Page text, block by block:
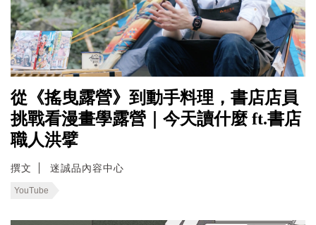
從《搖曳露營》到動手料理，書店店員
挑戰看漫畫學露營｜今天讀什麼 ft.書店
職人洪擘
撰文 迷誠品內容中心
YouTube